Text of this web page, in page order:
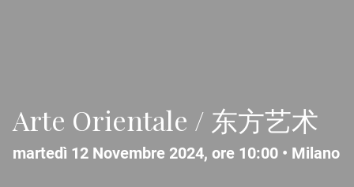
Arte Orientale / 东方艺术
martedì 12 Novembre 2024, ore 10:00 • Milano